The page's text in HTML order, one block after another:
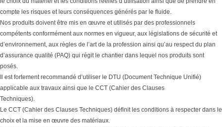
compte les risques et leurs conséquences générés par le fluide.
Nos produits doivent être mis en œuvre et utilisés par des professionnels
compétents conformément aux normes en vigueur, aux législations de sécurité et
d’environnement, aux règles de l’art de la profession ainsi qu’au respect du plan
d’assurance qualité (PAQ) qui régit le chantier dans lequel nos produits sont
posés.
Il est fortement recommandé d’utiliser le DTU (Document Technique Unifié)
applicable aux travaux ainsi que le CCT (Cahier des Clauses
Techniques).
Le CCT (Cahier des Clauses Techniques) définit les conditions à respecter dans le
choix et la mise en œuvre des matériaux.